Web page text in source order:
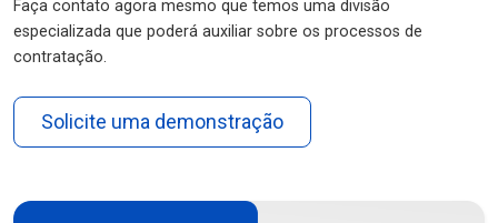
Faça contato agora mesmo que temos uma divisão
especializada que poderá auxiliar sobre os processos de
contratação.
Solicite uma demonstração